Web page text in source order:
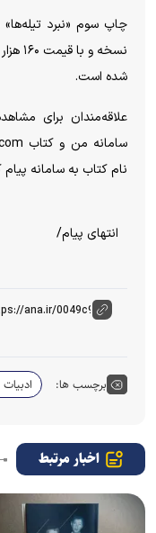
شده است.
علاقه‌مندان برای
نام کتاب به سامانه پیام کوتاه ۳۰۰۰۱۴۱۴۴۱ کتاب را
انتهای پیام/
برچسب ها:
اخبار مرتبط